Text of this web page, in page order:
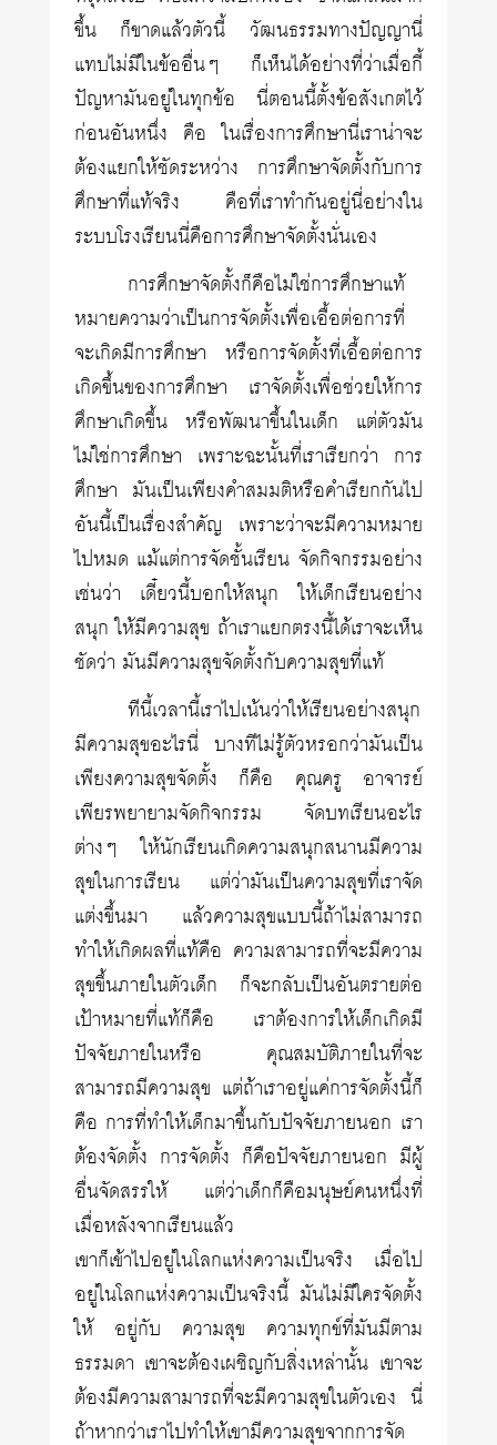
ขึ้น ก็ขาดแล้วตัวนี้ วัฒนธรรมทางปัญญานี่
แทบไม่มีในข้ออื่นๆ ก็เห็นได้อย่างที่ว่าเมื่อกี้
ปัญหามันอยู่ในทุกข้อ นี่ตอนนี้ตั้งข้อสังเกตไว้
ก่อนอันหนึ่ง คือ ในเรื่องการศึกษานี่เราน่าจะ
ต้องแยกให้ชัดระหว่าง การศึกษาจัดตั้งกับการ
ศึกษาที่แท้จริง คือที่เราทำกันอยู่นี่อย่างใน
ระบบโรงเรียนนี่คือการศึกษาจัดตั้งนั่นเอง
การศึกษาจัดตั้งก็คือไม่ใช่การศึกษาแท้
หมายความว่าเป็นการจัดตั้งเพื่อเอื้อต่อการที่
จะเกิดมีการศึกษา หรือการจัดตั้งที่เอื้อต่อการ
เกิดขึ้นของการศึกษา เราจัดตั้งเพื่อช่วยให้การ
ศึกษาเกิดขึ้น หรือพัฒนาขึ้นในเด็ก แต่ตัวมัน
ไม่ใช่การศึกษา เพราะฉะนั้นที่เราเรียกว่า การ
ศึกษา มันเป็นเพียงคำสมมติหรือคำเรียกกันไป
อันนี้เป็นเรื่องสำคัญ เพราะว่าจะมีความหมาย
ไปหมด แม้แต่การจัดชั้นเรียน จัดกิจกรรมอย่าง
เช่นว่า เดี๋ยวนี้บอกให้สนุก ให้เด็กเรียนอย่าง
สนุก ให้มีความสุข ถ้าเราแยกตรงนี้ได้เราจะเห็น
ชัดว่า มันมีความสุขจัดตั้งกับความสุขที่แท้
ทีนี้เวลานี้เราไปเน้นว่าให้เรียนอย่างสนุก
มีความสุขอะไรนี่ บางทีไม่รู้ตัวหรอกว่ามันเป็น
เพียงความสุขจัดตั้ง ก็คือ คุณครู อาจารย์
เพียรพยายามจัดกิจกรรม จัดบทเรียนอะไร
ต่างๆ ให้นักเรียนเกิดความสนุกสนานมีความ
สุขในการเรียน แต่ว่ามันเป็นความสุขที่เราจัด
แต่งขึ้นมา แล้วความสุขแบบนี้ถ้าไม่สามารถ
ทำให้เกิดผลที่แท้คือ ความสามารถที่จะมีความ
สุขขึ้นภายในตัวเด็ก ก็จะกลับเป็นอันตรายต่อ
เป้าหมายที่แท้ก็คือ เราต้องการให้เด็กเกิดมี
ปัจจัยภายในหรือ คุณสมบัติภายในที่จะ
สามารถมีความสุข แต่ถ้าเราอยู่แค่การจัดตั้งนี้ก็
คือ การที่ทำให้เด็กมาขึ้นกับปัจจัยภายนอก เรา
ต้องจัดตั้ง การจัดตั้ง ก็คือปัจจัยภายนอก มีผู้
อื่นจัดสรรให้ แต่ว่าเด็กก็คือมนุษย์คนหนึ่งที่
เมื่อหลังจากเรียนแล้ว
เขาก็เข้าไปอยู่ในโลกแห่งความเป็นจริง เมื่อไป
อยู่ในโลกแห่งความเป็นจริงนี้ มันไม่มีใครจัดตั้ง
ให้ อยู่กับ ความสุข ความทุกข์ที่มันมีตาม
ธรรมดา เขาจะต้องเผชิญกับสิ่งเหล่านั้น เขาจะ
ต้องมีความสามารถที่จะมีความสุขในตัวเอง นี่
ถ้าหากว่าเราไปทำให้เขามีความสุขจากการจัด